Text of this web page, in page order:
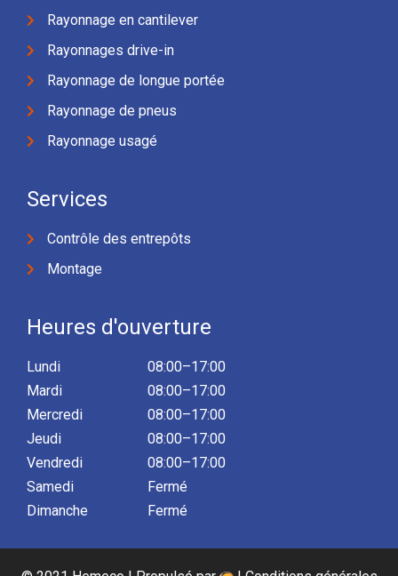
Rayonnage en cantilever
Rayonnages drive-in
Rayonnage de longue portée
Rayonnage de pneus
Rayonnage usagé
Services
Contrôle des entrepôts
Montage
Heures d'ouverture
Lundi
Mardi
Mercredi
Jeudi
Vendredi
Samedi
Dimanche
08:00–17:00
08:00–17:00
08:00–17:00
08:00–17:00
08:00–17:00
Fermé
Fermé